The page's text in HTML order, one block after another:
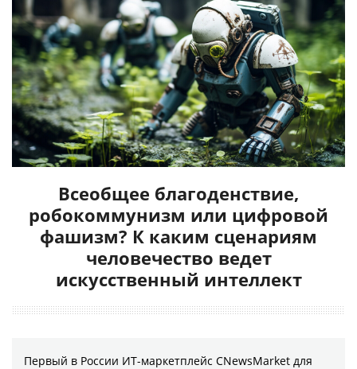
Всеобщее благоденствие,
робокоммунизм или цифровой
фашизм? К каким сценариям
человечество ведет
искусственный интеллект
Первый в России ИТ-маркетплейс CNewsMarket для